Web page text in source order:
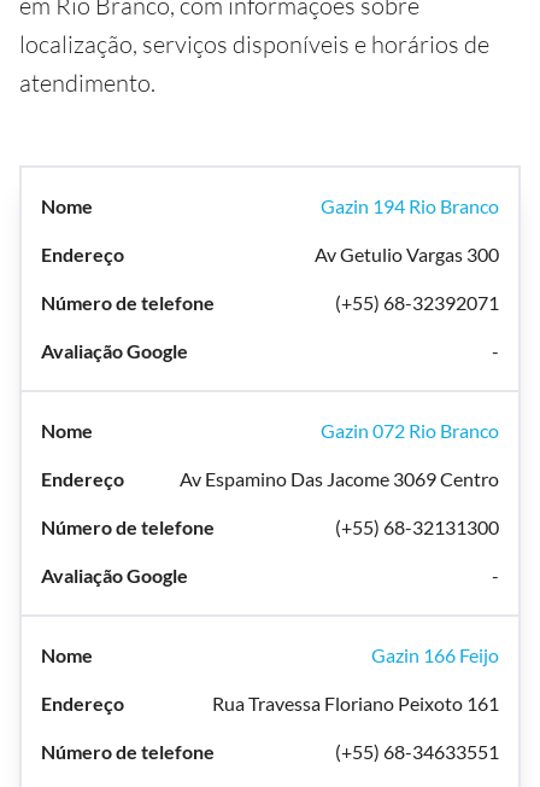
localização, serviços disponíveis e horários de
atendimento.
Gazin 194 Rio Branco
Av Getulio Vargas 300
(+55) 68-32392071
-
Gazin 072 Rio Branco
Av Espamino Das Jacome 3069 Centro
(+55) 68-32131300
-
Gazin 166 Feijo
Rua Travessa Floriano Peixoto 161
(+55) 68-34633551